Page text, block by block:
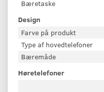
Bæretaske
Design
Farve på produkt
Type af hovedtelefoner
Bæremåde
Høretelefoner